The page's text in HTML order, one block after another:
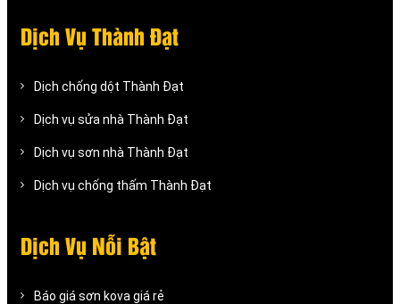
Dịch Vụ Thành Đạt
Dịch chống dột Thành Đạt
Dịch vụ sửa nhà Thành Đạt
Dịch vụ sơn nhà Thành Đạt
Dịch vụ chống thấm Thành Đạt
Dịch Vụ Nỗi Bật
Báo giá sơn kova giá rẻ